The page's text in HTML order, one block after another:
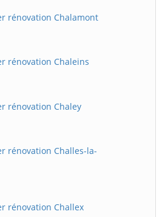
rénovation Chalamont
rénovation Chaleins
rénovation Chaley
rénovation Challes-la-
rénovation Challex